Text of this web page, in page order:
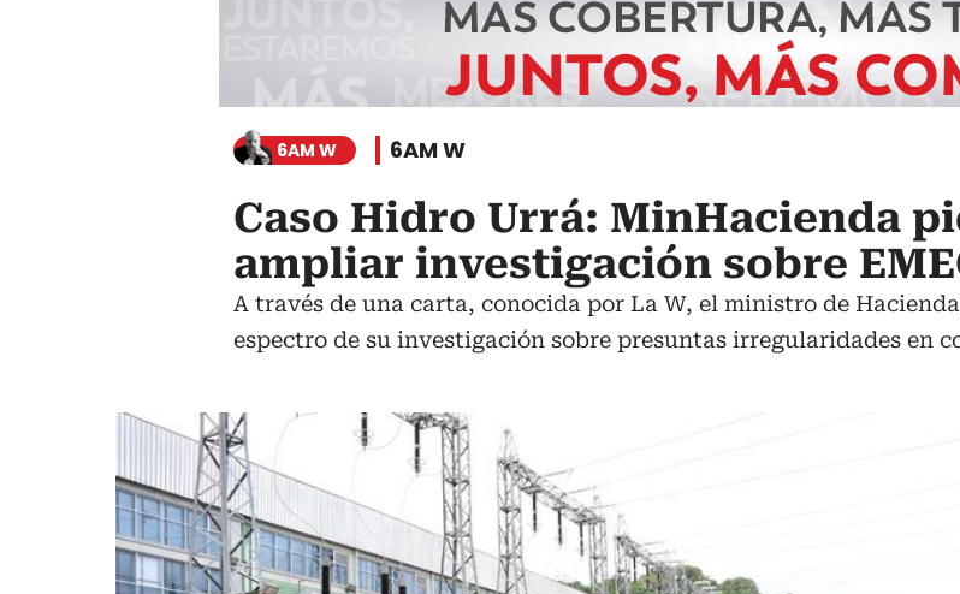
6AM W 6AM W
Caso Hidro Urrá: MinHacienda
ampliar investigación sobre
A través de una carta, conocida por La W, el ministro de
espectro de su investigación sobre presuntas irregularidades en